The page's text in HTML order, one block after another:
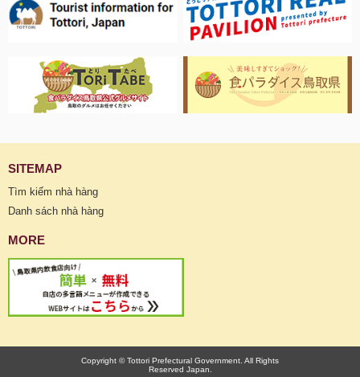
SITEMAP
Tìm kiếm nhà hàng
Danh sách nhà hàng
MORE
Copyright © Tottori Prefectural Government. All Rights
Reserved Japan.